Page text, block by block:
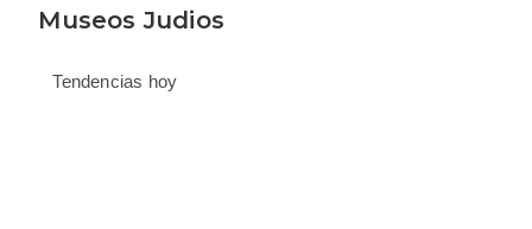
Museos Judios
Tendencias hoy